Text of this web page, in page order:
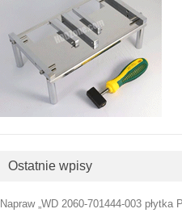
Ostatnie wpisy
Napraw „WD 2060-701444-003